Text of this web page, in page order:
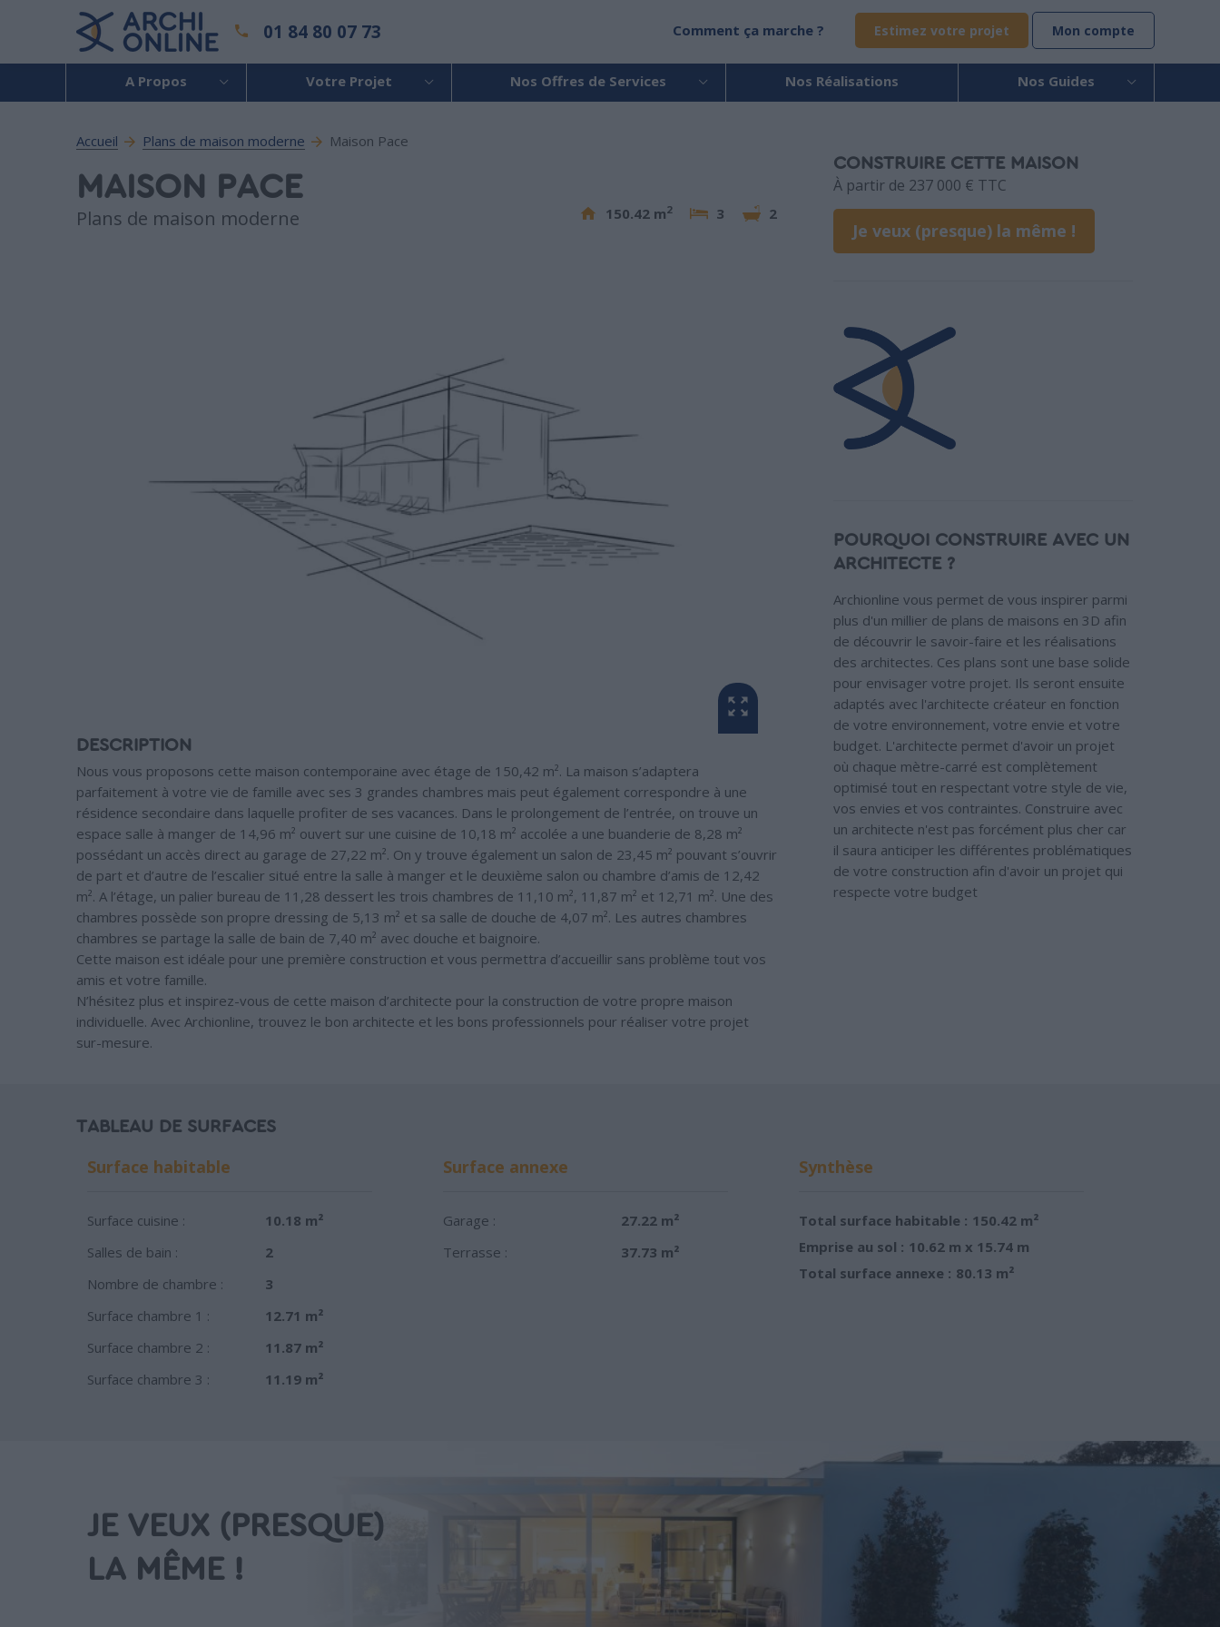
01 84 80 07 73 Comment ça marche ? Estimez votre projet Mon compte
A Propos Votre Projet Nos Offres de Services Nos Réalisations Nos Guides
Accueil Plans de maison moderne Maison Pace
MAISON PACE
Plans de maison moderne 150.42 m2 3 2
DESCRIPTION
Nous vous proposons cette maison contemporaine avec étage de 150,42 m². La maison s’adaptera
parfaitement à votre vie de famille avec ses 3 grandes chambres mais peut également correspondre à une
résidence secondaire dans laquelle profiter de ses vacances. Dans le prolongement de l’entrée, on trouve un
espace salle à manger de 14,96 m² ouvert sur une cuisine de 10,18 m² accolée a une buanderie de 8,28 m²
possédant un accès direct au garage de 27,22 m². On y trouve également un salon de 23,45 m² pouvant s’ouvrir
de part et d’autre de l’escalier situé entre la salle à manger et le deuxième salon ou chambre d’amis de 12,42
m². A l’étage, un palier bureau de 11,28 dessert les trois chambres de 11,10 m², 11,87 m² et 12,71 m². Une des
chambres possède son propre dressing de 5,13 m² et sa salle de douche de 4,07 m². Les autres chambres
chambres se partage la salle de bain de 7,40 m² avec douche et baignoire.
Cette maison est idéale pour une première construction et vous permettra d’accueillir sans problème tout vos
amis et votre famille.
N’hésitez plus et inspirez-vous de cette maison d’architecte pour la construction de votre propre maison
individuelle. Avec Archionline, trouvez le bon architecte et les bons professionnels pour réaliser votre projet
sur-mesure.
CONSTRUIRE CETTE MAISON
À partir de 237 000 € TTC
Je veux (presque) la même !
POURQUOI CONSTRUIRE AVEC UN
ARCHITECTE ?
Archionline vous permet de vous inspirer parmi
plus d'un millier de plans de maisons en 3D afin
de découvrir le savoir-faire et les réalisations
des architectes. Ces plans sont une base solide
pour envisager votre projet. Ils seront ensuite
adaptés avec l'architecte créateur en fonction
de votre environnement, votre envie et votre
budget. L'architecte permet d'avoir un projet
où chaque mètre-carré est complètement
optimisé tout en respectant votre style de vie,
vos envies et vos contraintes. Construire avec
un architecte n'est pas forcément plus cher car
il saura anticiper les différentes problématiques
de votre construction afin d'avoir un projet qui
respecte votre budget
TABLEAU DE SURFACES
Surface habitable
Surface cuisine :
10.18 m²
Salles de bain :
2
Nombre de chambre :
3
Surface chambre 1 :
12.71 m²
Surface chambre 2 :
11.87 m²
Surface chambre 3 :
11.19 m²
Surface annexe
Garage :
27.22 m²
Terrasse :
37.73 m²
Synthèse
Total surface habitable : 150.42 m²
Emprise au sol : 10.62 m x 15.74 m
Total surface annexe : 80.13 m²
JE VEUX (PRESQUE)
LA MÊME !